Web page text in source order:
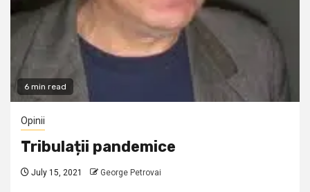
6 min read
Opinii
Tribulații pandemice
July 15, 2021 George Petrovai